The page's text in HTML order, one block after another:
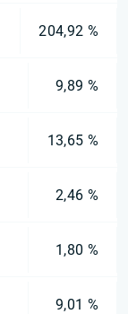
204,92 %
9,89 %
13,65 %
2,46 %
1,80 %
9,01 %